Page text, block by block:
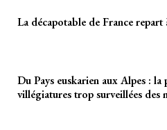
La décapotable de France repart
Du Pays euskarien aux Alpes : la
villégiatures trop surveillées des